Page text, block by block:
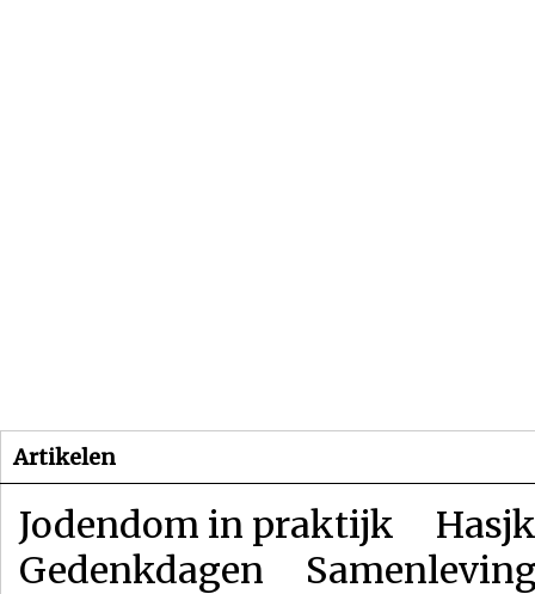
Artikelen
Jodendom in praktijk
Gedenkdagen